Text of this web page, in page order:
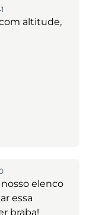
altitude,
elenco
essa
braba!